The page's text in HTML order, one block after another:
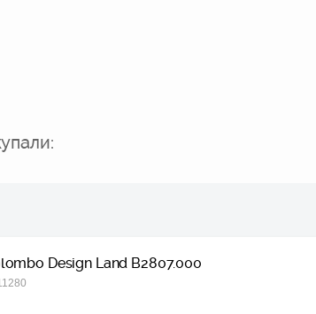
Design Land B2807.000